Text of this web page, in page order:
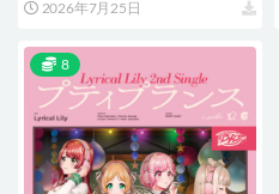
盘 20.6G
2026年7月25日
8